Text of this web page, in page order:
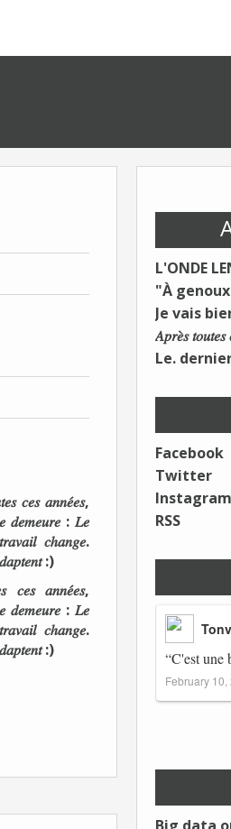
L'ONDE
Je vais
Le.
Facebook
Twitter
Instagram
RSS
February 10,
𝑐𝑒𝑠 𝑎𝑛𝑛𝑒́𝑒𝑠,
𝑑𝑒𝑚𝑒𝑢𝑟𝑒 : 𝐿𝑒
𝑐ℎ𝑎𝑛𝑔𝑒.
:)